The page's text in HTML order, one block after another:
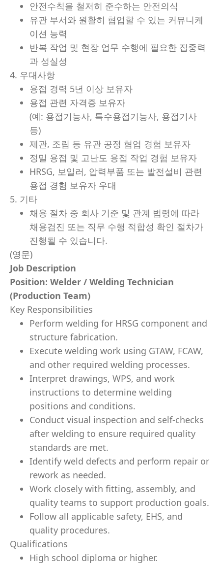
안전수칙을 철저히 준수하는 안전의식
유관 부서와 원활히 협업할 수 있는 커뮤니케
이션 능력
반복 작업 및 현장 업무 수행에 필요한 집중력
과 성실성
4. 우대사항
용접 경력 5년 이상 보유자
용접 관련 자격증 보유자
(예: 용접기능사, 특수용접기능사, 용접기사
등)
제관, 조립 등 유관 공정 협업 경험 보유자
정밀 용접 및 고난도 용접 작업 경험 보유자
HRSG, 보일러, 압력부품 또는 발전설비 관련
용접 경험 보유자 우대
5. 기타
채용 절차 중 회사 기준 및 관계 법령에 따라
채용검진 또는 직무 수행 적합성 확인 절차가
진행될 수 있습니다.
(영문)
Job Description
Position: Welder / Welding Technician
(Production Team)
Key Responsibilities
Perform welding for HRSG component and
structure fabrication.
Execute welding work using GTAW, FCAW,
and other required welding processes.
Interpret drawings, WPS, and work
instructions to determine welding
positions and conditions.
Conduct visual inspection and self-checks
after welding to ensure required quality
standards are met.
Identify weld defects and perform repair or
rework as needed.
Work closely with fitting, assembly, and
quality teams to support production goals.
Follow all applicable safety, EHS, and
quality procedures.
Qualifications
High school diploma or higher.